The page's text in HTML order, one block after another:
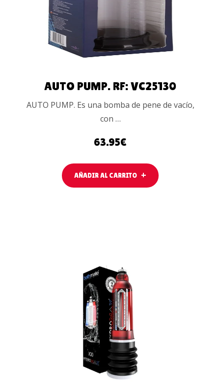
AUTO PUMP. RF: VC25130
AUTO PUMP. Es una bomba de pene de vacío,
con …
63.95€
AÑADIR AL CARRITO
LEER MÁS